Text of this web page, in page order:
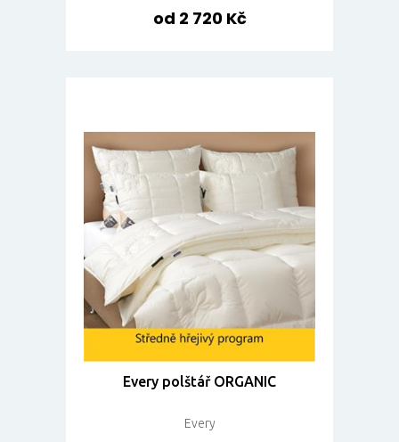
od 2 720 Kč
Every polštář ORGANIC
Every